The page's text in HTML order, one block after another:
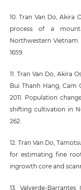
10. Tran Van Do, Akira
process of a
Northwestern Vietnam.
1659.
11. Tran Van Do, Akira
Bui Thanh Hang, Cam
2011. Population
shifting cultivation in
262.
12. Tran Van Do,
for estimating fine
ingrowth core and
13. Valverde-